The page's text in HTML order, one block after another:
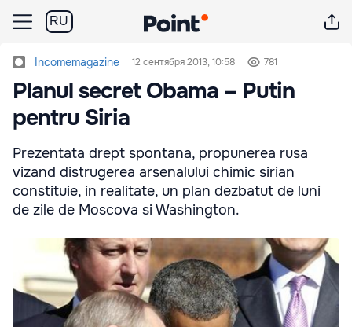
RU
Incomemagazine 12 сентября 2013, 10:58 781
Planul secret Obama – Putin
pentru Siria
Prezentata drept spontana, propunerea rusa
vizand distrugerea arsenalului chimic sirian
constituie, in realitate, un plan dezbatut de luni
de zile de Moscova si Washington.